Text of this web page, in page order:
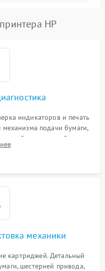
HP
индикаторов и печать
механизма подачи бумаги,
и первичный анализ
фон, пробелы).
механики
картриджей. Детальный
шестерней привода,